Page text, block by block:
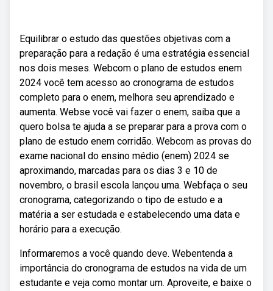
Equilibrar o estudo das questões objetivas com a
preparação para a redação é uma estratégia essencial
nos dois meses. Webcom o plano de estudos enem
2024 você tem acesso ao cronograma de estudos
completo para o enem, melhora seu aprendizado e
aumenta. Webse você vai fazer o enem, saiba que a
quero bolsa te ajuda a se preparar para a prova com o
plano de estudo enem corridão. Webcom as provas do
exame nacional do ensino médio (enem) 2024 se
aproximando, marcadas para os dias 3 e 10 de
novembro, o brasil escola lançou uma. Webfaça o seu
cronograma, categorizando o tipo de estudo e a
matéria a ser estudada e estabelecendo uma data e
horário para a execução.
Informaremos a você quando deve. Webentenda a
importância do cronograma de estudos na vida de um
estudante e veja como montar um. Aproveite, e baixe o